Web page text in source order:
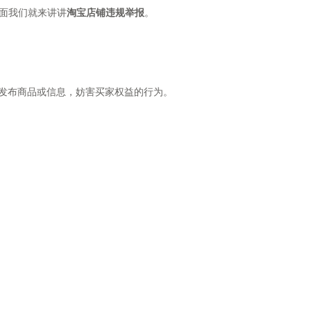
我们就来讲讲淘宝店铺违规举报 。
商品或信息，妨害买家权益的行为。